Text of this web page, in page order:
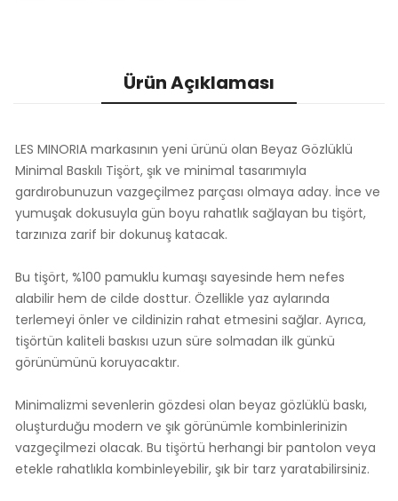
Ürün Açıklaması
LES MINORIA markasının yeni ürünü olan Beyaz Gözlüklü
Minimal Baskılı Tişört, şık ve minimal tasarımıyla
gardırobunuzun vazgeçilmez parçası olmaya aday. İnce ve
yumuşak dokusuyla gün boyu rahatlık sağlayan bu tişört,
tarzınıza zarif bir dokunuş katacak.
Bu tişört, %100 pamuklu kumaşı sayesinde hem nefes
alabilir hem de cilde dosttur. Özellikle yaz aylarında
terlemeyi önler ve cildinizin rahat etmesini sağlar. Ayrıca,
tişörtün kaliteli baskısı uzun süre solmadan ilk günkü
görünümünü koruyacaktır.
Minimalizmi sevenlerin gözdesi olan beyaz gözlüklü baskı,
oluşturduğu modern ve şık görünümle kombinlerinizin
vazgeçilmezi olacak. Bu tişörtü herhangi bir pantolon veya
etekle rahatlıkla kombinleyebilir, şık bir tarz yaratabilirsiniz.